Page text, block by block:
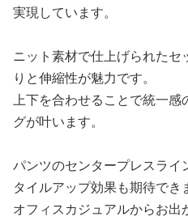
実現しています。
ニット素材で仕上げられた
りと伸縮性が魅力です。
上下を合わせることで統一
グが叶います。
パンツのセンタープレスライ
タイルアップ効果も期待でき
オフィスカジュアルからお